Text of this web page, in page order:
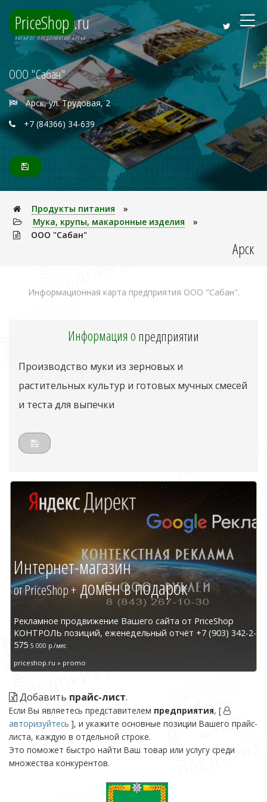
PriceShop .ru
КАТАЛОГ ПРЕДПРИЯТИЙ АРСКА
ООО "Сабан"
Арск, ул. Трудовая, 2
+7 (84366) 34-639
Продукты питания
»
Мука, крупы, макаронные изделия
»
ООО "Сабан"
Арск
Информационная карта предприятия ООО "Сабан".
Информация опредприятии
Производство муки из зерновых и
растительных культур и готовых мучных смесей
и теста для выпечки
Интернет-магазин
от PriceShop +домен в подарок
Рекламное продвижение Вашего сайта от PriceShop
КОНТРОЛЬ позиций, еженедельный отчёт +7 (903) 342-2-
575 5 000 р./мес
priceshop.ru » promo
Добавить прайс-лист.
Если Вы являетесь представителем предприятия, [
авторизуйтесь ], и укажите основные позиции Вашего прайс-
листа, каждую в отдельной строке.
Это поможет быстро найти Ваш товар или услугу среди
множества конкурентов.